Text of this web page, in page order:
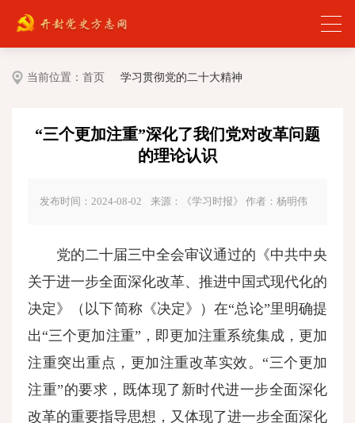
当前位置： 首页 学习贯彻党的二十大精神
“三个更加注重”深化了我们党对改革问题
的理论认识
发布时间：2024-08-02 来源：《学习时报》 作者：杨明伟
党的二十届三中全会审议通过的《中共中央
关于进一步全面深化改革、推进中国式现代化的
决定》（以下简称《决定》）在“总论”里明确提
出“三个更加注重”，即更加注重系统集成，更加
注重突出重点，更加注重改革实效。“三个更加
注重”的要求，既体现了新时代进一步全面深化
改革的重要指导思想，又体现了进一步全面深化